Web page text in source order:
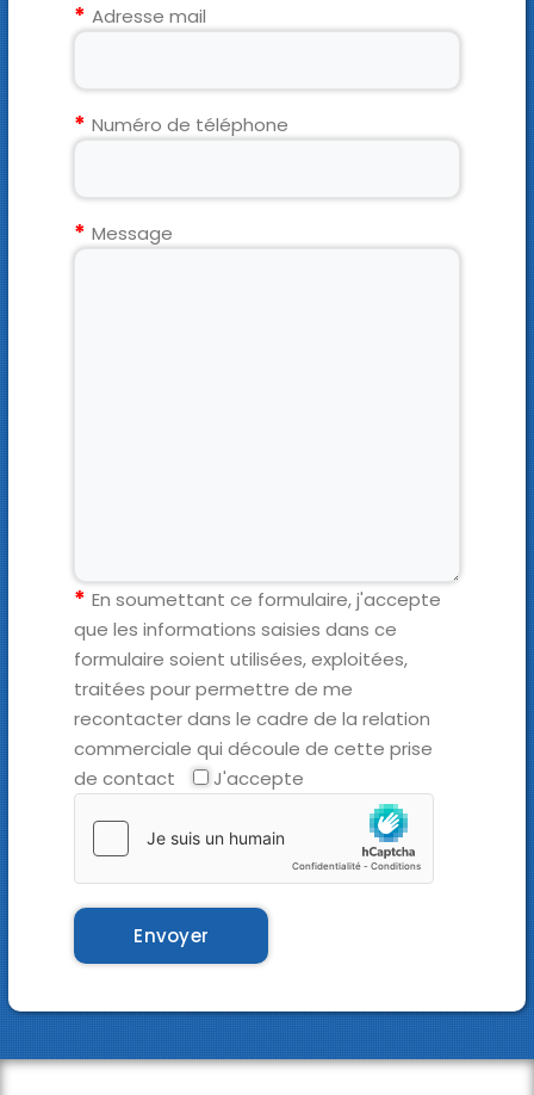
Adresse mail
Numéro de téléphone
Message
En soumettant ce formulaire, j'accepte
que les informations saisies dans ce
formulaire soient utilisées, exploitées,
traitées pour permettre de me
recontacter dans le cadre de la relation
commerciale qui découle de cette prise
de contact
J'accepte